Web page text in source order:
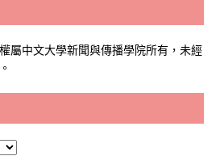
屬中文大學新聞與傳播學院所有，未經